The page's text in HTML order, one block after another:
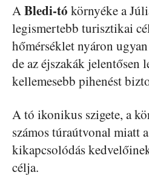
ABledi-tó környéke a
legismertebb turisztikai
hőmérséklet nyáron
de az éjszakák jelentősen
kellemesebb pihenést
A tó ikonikus szigete, a
számos túraútvonal miatt
kikapcsolódás
célja.